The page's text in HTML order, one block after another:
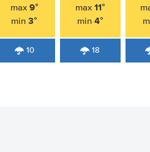
max 9°
min3°
10
max 11°
min 4°
18